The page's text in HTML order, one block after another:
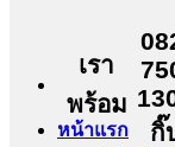
หน้าแรก
เรา
พร้อม
กิ๊